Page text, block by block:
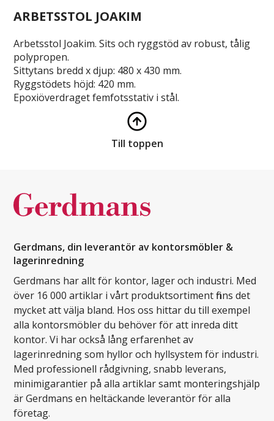
ARBETSSTOL JOAKIM
Arbetsstol Joakim. Sits och ryggstöd av robust, tålig
polypropen.
Sittytans bredd x djup: 480 x 430 mm.
Ryggstödets höjd: 420 mm.
Epoxiöverdraget femfotsstativ i stål.
Till toppen
Gerdmans, din leverantör av kontorsmöbler &
lagerinredning
Gerdmans har allt för kontor, lager och industri. Med
över 16 000 artiklar i vårt produktsortiment finns det
mycket att välja bland. Hos oss hittar du till exempel
alla kontorsmöbler du behöver för att inreda ditt
kontor. Vi har också lång erfarenhet av
lagerinredning som hyllor och hyllsystem för industri.
Med professionell rådgivning, snabb leverans,
minimigarantier på alla artiklar samt monteringshjälp
är Gerdmans en heltäckande leverantör för alla
företag.